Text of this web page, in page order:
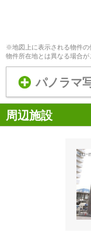
※地図上に表示される物件の
物件所在地とは異なる場合が
パノラマ
周辺施設